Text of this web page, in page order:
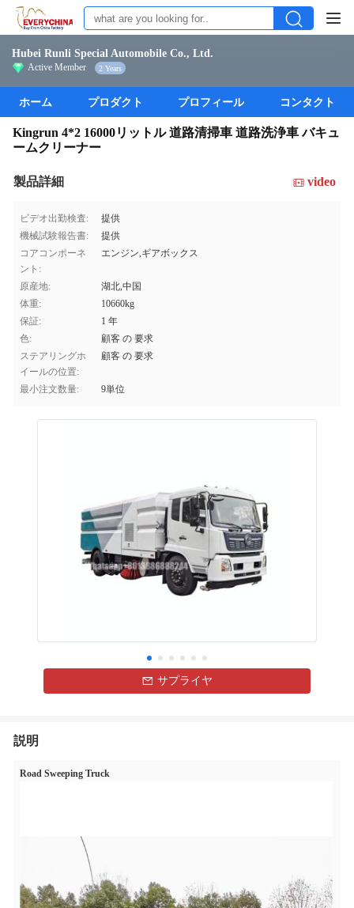
Hubei Runli Special Automobile Co., Ltd.
Active Member 2 Years
ホーム プロダクト プロフィール コンタクト
Kingrun 4*2 16000リットル 道路清掃車 道路洗浄車 バキュ
ームクリーナー
製品詳細 video
ビデオ出勤検査:
提供
機械試験報告書:
提供
コアコンポーネ
ント:
エンジン,ギアボックス
原産地:
湖北,中国
体重:
10660kg
保証:
1 年
色:
顧客 の 要求
ステアリングホ
イールの位置:
顧客 の 要求
最小注文数量: 9単位
サプライヤ
説明
Road Sweeping Truck